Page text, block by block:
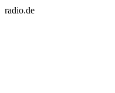
radio.de